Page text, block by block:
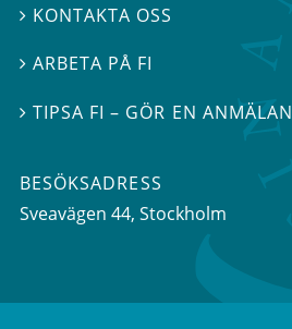
 KONTAKTA OSS
ARBETA PÅ FI
TIPSA FI – GÖR EN ANMÄLAN
BESÖKSADRESS
Sveavägen 44, Stockholm